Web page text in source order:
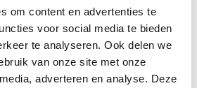
om content en advertenties te
voor social media te bieden
te analyseren. Ook delen we
van onze site met onze
adverteren en analyse. Deze
en ontdek de schoonheid van de